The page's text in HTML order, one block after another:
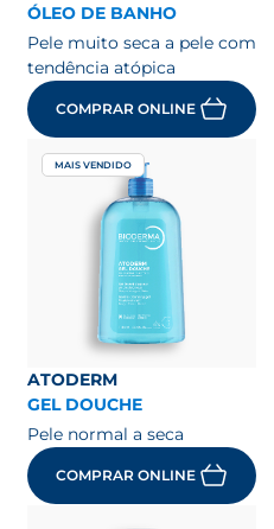
ÓLEO DE BANHO
Pele muito seca a pele com
tendência atópica
COMPRAR ONLINE
MAIS VENDIDO
ATODERM
GEL DOUCHE
Pele normal a seca
COMPRAR ONLINE